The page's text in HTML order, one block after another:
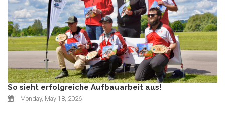
So sieht erfolgreiche Aufbauarbeit aus!
Monday, May 18, 2026